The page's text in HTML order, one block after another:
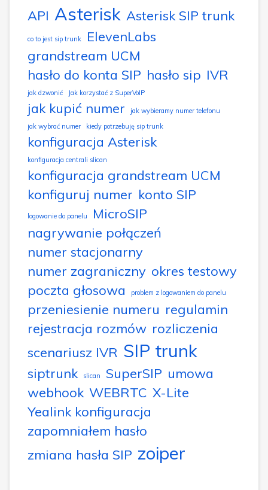
API Asterisk Asterisk SIP trunk
co to jest sip trunk
ElevenLabs
grandstream UCM
hasło do konta SIP hasło sip IVR
jak dzwonić Jak korzystać z SuperVoIP
jak kupić numer
jak wybieramy numer telefonu
jak wybrać numer
kiedy potrzebuję sip trunk
konfiguracja Asterisk
konfiguracja centrali slican
konfiguracja grandstream UCM
konfiguruj numer konto SIP
logowanie do panelu
MicroSIP
nagrywanie połączeń
numer stacjonarny
numer zagraniczny okres testowy
poczta głosowa
problem z logowaniem do panelu
przeniesienie numeru regulamin
rejestracja rozmów rozliczenia
scenariusz IVR SIP trunk
siptrunk slican SuperSIP umowa
webhook WEBRTC X-Lite
Yealink konfiguracja
zapomniałem hasło
zmiana hasła SIP zoiper